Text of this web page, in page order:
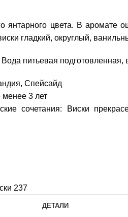
янтарного цвета. В аромате
гладкий, округлый,
питьевая
Спейсайд
3 лет
сочетания: Виски
237
ДЕТАЛИ